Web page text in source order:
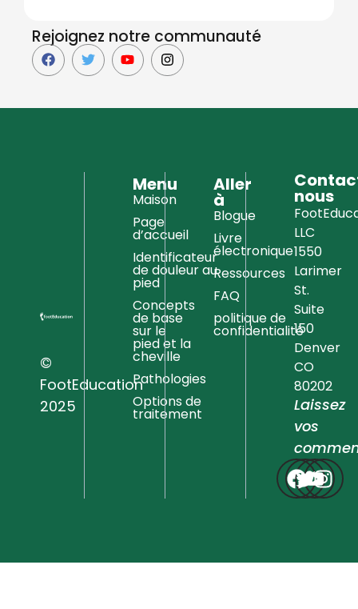
Rejoignez notre communauté
©
FootEducation
2025
Menu
Maison
Page
d’accueil
Identificateur
de douleur au
pied
Concepts
de base
sur le
pied et la
cheville
Pathologies
Options de
traitement
Aller
à
Blogue
Livre
électronique
Ressources
FAQ
politique de
confidentialité
nous
LLC
1550
Larimer
St.
Suite
150
Denver
CO
80202
Laissez
vos